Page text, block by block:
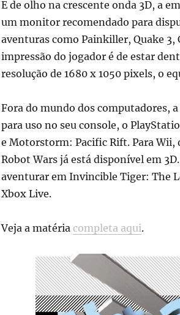
E de olho na crescente onda 3D, a
um monitor recomendado para
aventuras como Painkiller, Quake 3,
impressão do jogador é de estar
resolução de 1680 x 1050 pixels, o
Fora do mundo dos computadores,
para uso no seu console, o
e Motorstorm: Pacific Rift. Para Wii,
Robot Wars já está disponível em
aventurar em Invincible Tiger: The
Xbox Live.
Veja a matéria completa aqui.